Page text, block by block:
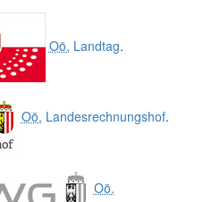
Oö. Landtag.
Oö. Landesrechnungshof.
Oö.